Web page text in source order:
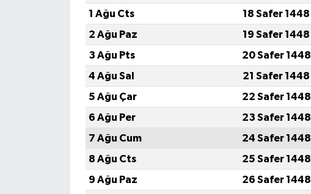
1 Ağu Cts
18 Safer 1448
2 Ağu Paz
19 Safer 1448
3 Ağu Pts
20 Safer 1448
4 Ağu Sal
21 Safer 1448
5 Ağu Çar
22 Safer 1448
6 Ağu Per
23 Safer 1448
7 Ağu Cum
24 Safer 1448
8 Ağu Cts
25 Safer 1448
9 Ağu Paz
26 Safer 1448